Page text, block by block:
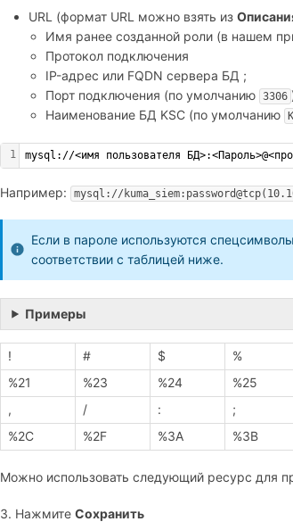
URL (формат URL можно взять из
Имя ранее созданной роли (в нашем
Протокол подключения
IP-адрес или FQDN сервера БД ;
Порт подключения (по умолчанию
3306
Наименование БД KSC (по умолчанию
1 mysql://<имя пользователя
Например: mysql://
Если в пароле используются
соответствии с таблицей ниже.
Примеры
! # $ %
%21
%23 %24 %25
,
/ : ;
%2C
%2F %3A %3B
Можно использовать следующий ресурс для
3. НажмитеСохранить